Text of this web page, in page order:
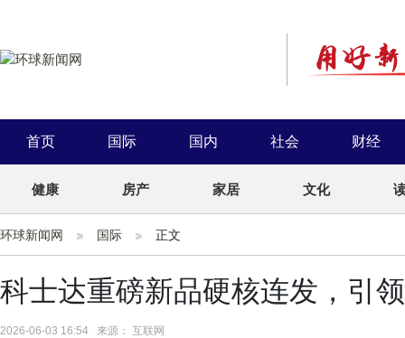
首页 国际 国内 社会 财经
健康 房产 家居 文化
环球新闻网 国际 正文
科士达重磅新品硬核连发，引
2026-06-03 16:54 来源： 互联网